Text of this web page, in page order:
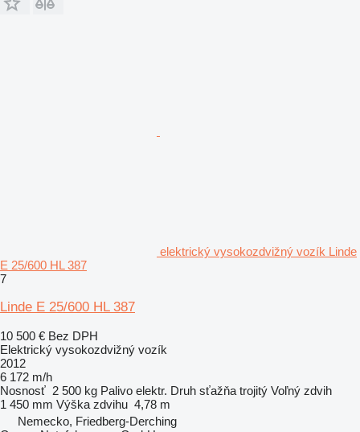
elektrický vysokozdvižný vozík Linde
E 25/600 HL 387
7
Linde E 25/600 HL 387
10 500 € Bez DPH
Elektrický vysokozdvižný vozík
2012
6 172 m/h
Nosnosť 2 500 kg Palivo elektr. Druh sťažňa trojitý Voľný zdvih
1 450 mm Výška zdvihu 4,78 m
Nemecko, Friedberg-Derching